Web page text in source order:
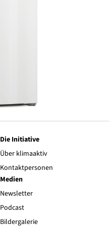
Die Initiative
Über klimaaktiv
Kontaktpersonen
Medien
Newsletter
Podcast
Bildergalerie